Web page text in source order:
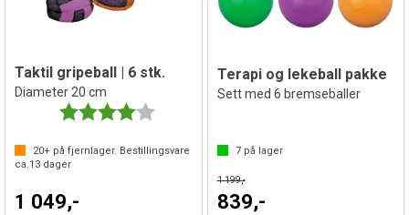
Taktil gripeball | 6 stk.
Diameter 20 cm
Karakter:
4.0 av 5 mulige
20+ på fjernlager. Bestillingsvare
ca.13 dager
1 049,-
Terapi og lekeball pakke
Sett med 6 bremseballer
7på lager
1 199,-
839,-